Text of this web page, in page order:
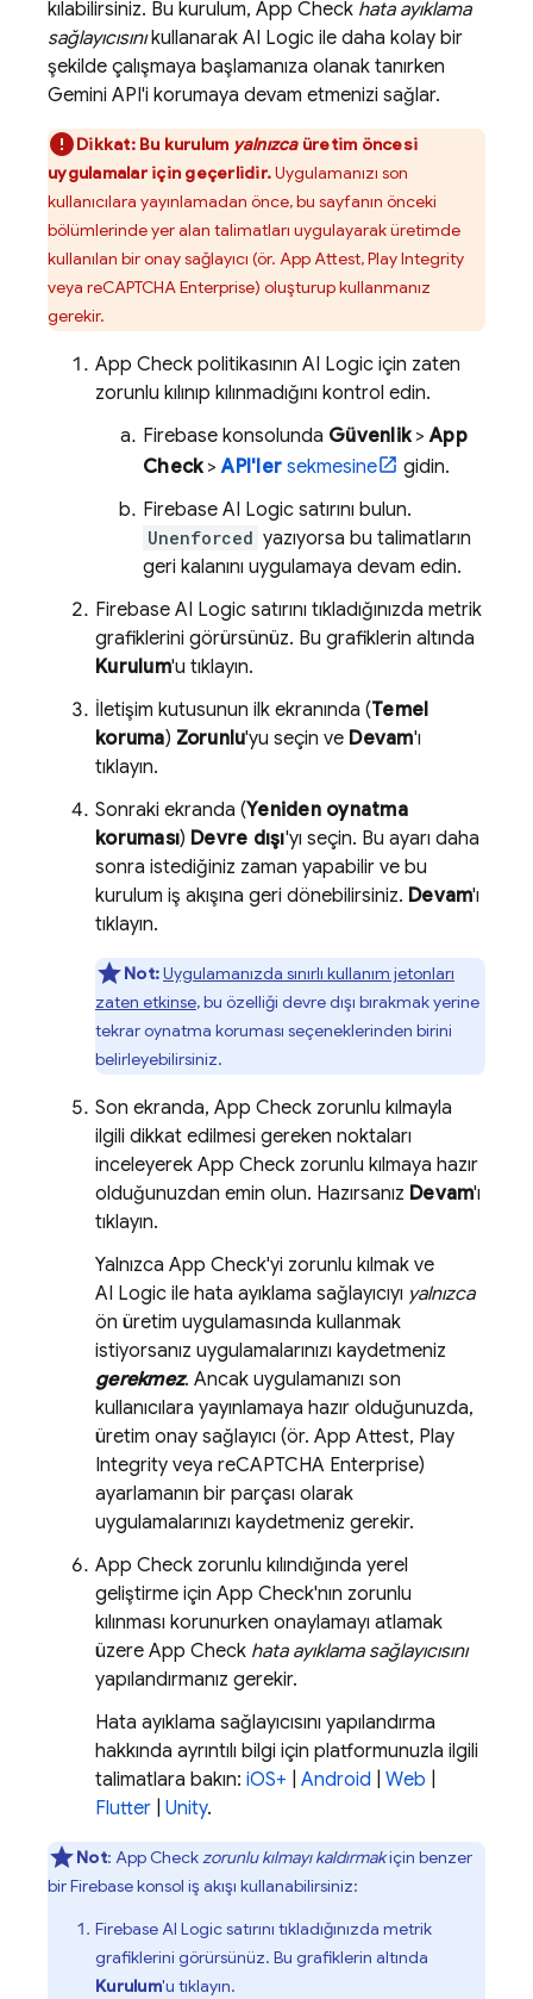
kılabilirsiniz. Bu kurulum, App Check hata ayıklama
sağlayıcısınıkullanarak AI Logic ile daha kolay bir
şekilde çalışmaya başlamanıza olanak tanırken
Gemini API'i korumaya devam etmenizi sağlar.
Dikkat: Bu kurulum yalnızcaüretim öncesi
uygulamalar için geçerlidir.Uygulamanızı son
kullanıcılara yayınlamadan önce, bu sayfanın önceki
bölümlerinde yer alan talimatları uygulayarak üretimde
kullanılan bir onay sağlayıcı (ör. App Attest, Play Integrity
veya reCAPTCHA Enterprise) oluşturup kullanmanız
gerekir.
App Check politikasının AI Logic için zaten
zorunlu kılınıp kılınmadığını kontrol edin.
Firebase konsolunda Güvenlik>App
Check>API'ler sekmesine
gidin.
Firebase AI Logic satırını bulun.
Unenforced yazıyorsa bu talimatların
geri kalanını uygulamaya devam edin.
Firebase AI Logic satırını tıkladığınızda metrik
grafiklerini görürsünüz. Bu grafiklerin altında
Kurulum'u tıklayın.
İletişim kutusunun ilk ekranında (Temel
koruma) Zorunlu'yu seçin ve Devam'ı
tıklayın.
Sonraki ekranda (Yeniden oynatma
koruması) Devre dışı'yı seçin. Bu ayarı daha
sonra istediğiniz zaman yapabilir ve bu
kurulum iş akışına geri dönebilirsiniz. Devam'ı
tıklayın.
Not:Uygulamanızda sınırlı kullanım jetonları
zaten etkinse, bu özelliği devre dışı bırakmak yerine
tekrar oynatma koruması seçeneklerinden birini
belirleyebilirsiniz.
Son ekranda, App Check zorunlu kılmayla
ilgili dikkat edilmesi gereken noktaları
inceleyerek App Check zorunlu kılmaya hazır
olduğunuzdan emin olun. Hazırsanız Devam'ı
tıklayın.
Yalnızca App Check'yi zorunlu kılmak ve
AI Logic ile hata ayıklama sağlayıcıyı yalnızca
ön üretim uygulamasında kullanmak
istiyorsanız uygulamalarınızı kaydetmeniz
gerekmez. Ancak uygulamanızı son
kullanıcılara yayınlamaya hazır olduğunuzda,
üretim onay sağlayıcı (ör. App Attest, Play
Integrity veya reCAPTCHA Enterprise)
ayarlamanın bir parçası olarak
uygulamalarınızı kaydetmeniz gerekir.
App Check zorunlu kılındığında yerel
geliştirme için App Check'nın zorunlu
kılınması korunurken onaylamayı atlamak
üzere App Check hata ayıklama sağlayıcısını
yapılandırmanız gerekir.
Hata ayıklama sağlayıcısını yapılandırma
hakkında ayrıntılı bilgi için platformunuzla ilgili
talimatlara bakın: iOS+ Android Web
Flutter Unity.
Not: App Checkzorunlu kılmayı kaldırmakiçin benzer
birFirebasekonsol iş akışı kullanabilirsiniz:
Firebase AI Logicsatırını tıkladığınızda metrik
grafiklerini görürsünüz. Bu grafiklerin altında
Kurulum'u tıklayın.